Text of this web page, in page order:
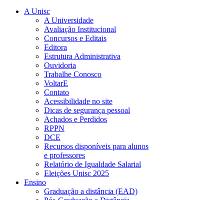
A Unisc
A Universidade
Avaliação Institucional
Concursos e Editais
Editora
Estrutura Administrativa
Ouvidoria
Trabalhe Conosco
VoltarE
Contato
Acessibilidade no site
Dicas de segurança pessoal
Achados e Perdidos
RPPN
DCE
Recursos disponíveis para alunos
e professores
Relatório de Igualdade Salarial
Eleições Unisc 2025
Ensino
Graduação a distância (EAD)